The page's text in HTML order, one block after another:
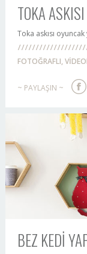
TOKA
Toka askısı oyuncak
FOTOĞRAFLI,
~ PAYLAŞIN ~
BEZ KEDİ